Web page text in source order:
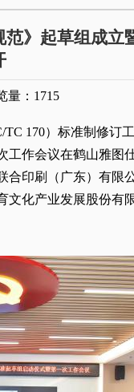
》起草组成立
量：1715
170）标准制修订
作会议在鹤山雅图
印刷（广东）有限
化产业发展股份有